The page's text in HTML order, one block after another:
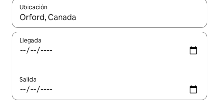
Ubicación
Cuando los resultados estén disponibles, navega con las
Llegada
Salida